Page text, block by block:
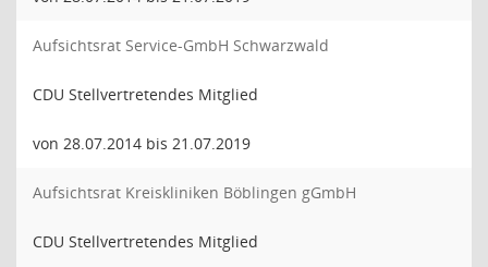
Aufsichtsrat Service-GmbH Schwarzwald
CDU Stellvertretendes Mitglied
von 28.07.2014 bis 21.07.2019
Aufsichtsrat Kreiskliniken Böblingen gGmbH
CDU Stellvertretendes Mitglied